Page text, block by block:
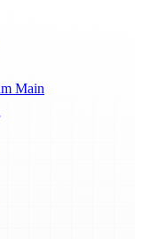
Main